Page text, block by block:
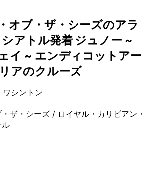
オブ・ザ・シーズのアラ
アトル発着 ジュノー ~
イ ~ エンディコットアー
アのクルーズ
ワシントン
ザ・シーズ / ロイヤル・カリビアン・
ル